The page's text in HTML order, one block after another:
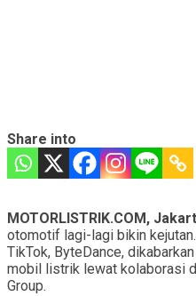
Share into
MOTORLISTRIK.COM,
otomotif lagi-lagi bikin
TikTok, ByteDance,
mobil listrik lewat kolaborasi
Group.